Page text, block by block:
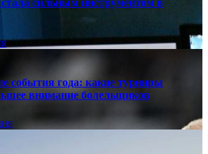
события года: какие турниры
внимание болельщиков